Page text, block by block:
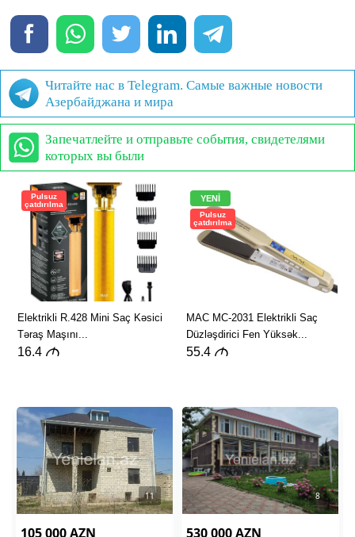
Читайте нас в Telegram. Самые важные новости
Азербайджана и мира
Запечатлейте и отправьте события, свидетелями
которых вы были